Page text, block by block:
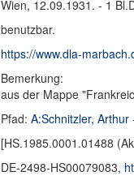
Wien, 12.09.1931. - 1
benutzbar.
https://www.dla-
Bemerkung:
aus der Mappe
Pfad: A:Schnitzler,
[HS.1985.0001.01488
DE-2498-HS00079083,